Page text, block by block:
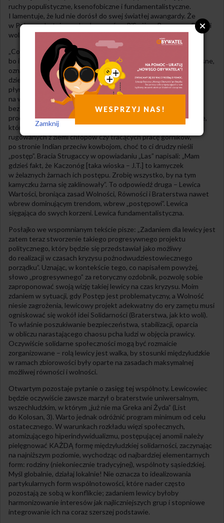
ruchy populistyczne, ksenofobiczne i fundamentalistyczne.
I lamentuje, że lud nie dorósł do swej światłej awangardy. Że
w Polsce robotnicy wolą głosować na PiS niż na Razem, we Francji
wolą Front Narodowy od Nowej Partii Antykapitalistycznej.
„Co robić?”, zapytałby Lenin. Odpowiedź nie jest łatwa,
bo i problem jest trudny. Odpowiedzi mogą być dwie, obie bolesne,
oznaczające rozdarcie, pożegnanie się z częścią lewicowego
dziedzictwa. Odpowiedź pierwsza to Lewica Postępu – lewica
płynąca z prądem, akceptująca każdą zmianę, bez względu
na wysokość kosztów „postępu”; lewica utożsamiająca się
bez zastrzeżeń ze swoją nową mieszczańską bazą społeczną –
produktem i beneficjentem przemian. Ale są też na lewicy ludzie,
którzy zawsze stają po stronie przegrywających, po stronie
rugowanych z ziemi chłopów czy tracących pracę górników,
po stronie Indian przeciw kowbojom, choć to ci drudzy nieśli
„postęp”. Bracia Strugaccy w opowiadaniu „Las” napisali: „Mam
gdzieś fakt, że Kaczonóg [taka wioska – J.T.] to kamyczek
w żelaznych żarnach ich postępu. Zrobię wszystko, by na tym
kamyczku żarna się zaklinowały”. To odpowiedź druga – Lewica
Wartości, broniąca zasad Wolności, Równości i Braterstwa nawet
wbrew dominującym trendom, wbrew „postępowi”. Lewica
sięgająca do swych korzeni. Lewica fundamentalistyczna.
Posłajko we wspomnianym tekście pisze: „Zadaniem dla lewicy jest
zatem teraz stworzenie takiego progresywnego projektu
politycznego, który będzie się przedstawiał jako możliwy
do realizacji w czasach kryzysu poźnodwudziestowiecznego
porządku”. Uznając, w kontekście tego, co napisałem powyżej,
słowo „progresywnego” za retoryczny ozdobnik, pozwolę sobie
zaproponować swoją wizję takiej lewicy na czas kryzysu. Moim
zdaniem w sytuacji, gdy Postęp jest problematyczny, a Wolność
niesie zagrożenia, lewicowy projekt adekwatny do ery zamętu musi
ogniskować się wokół idei Solidarności (Braterstwa, jak kto woli).
To właśnie poszukiwanie bezpieczeństwa, stabilizacji, oparcia
w obliczu narastającego chaosu pcha ludzi w objęcia prawicy.
Oczywiście solidarne społeczności mogą być rozmaicie
zorganizowane – rolą lewicy jest walka, by stosunki międzyludzkie
w ramach zbiorowości były oparte na zasadach maksymalnej
możliwej równości i wolności.
Otwartym pozostaje pytanie o zasięg tej wspólnoty. Lewicowiec
będzie oczywiście zawsze marzył o braterstwie uniwersalnym,
wszechludzkim, w którym „już nie ma Greka ani Żyda” (List
do Kolosan, 3). Warto jednak odróżnić program minimum od celu
ostatecznego. W warunkach rozkładu więzi społecznych,
atomizującego hiperindywidualizmu, postępującej anomii należy
pielęgnować KAŻDĄ formę międzyludzkiej solidarności, zaczynając
na najniższym poziomie, wychodząc od najbardziej elementarnych
form: rodziny (niekoniecznie tradycyjnej), wspólnoty sąsiedzkiej.
Myśl globalnie, działaj lokalnie! Nie oznacza to idealizowania
partykularnych form wspólnotowości, które nader często
pozostają ze sobą w konflikcie; zadaniem lewicy byłoby
harmonizowanie interesów jak najliczniejszych grup i stopniowe
integrowanie ich na coraz szerszej podstawie.
WESPRZYJ NAS!
Zamknij